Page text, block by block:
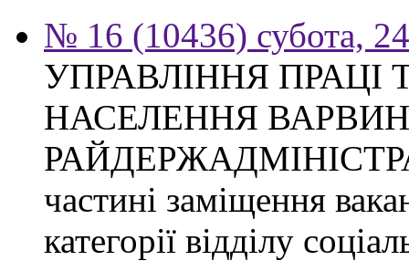
№ 16 (10436) субота,
УПРАВЛІННЯ ПРАЦІ
НАСЕЛЕННЯ
частині заміщення
категорії відділу